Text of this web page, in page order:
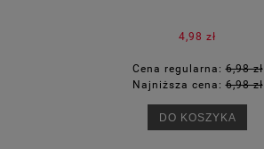
4,98 zł
Cena regularna:6,98 zł
Najniższa cena:6,98 zł
DO KOSZYKA